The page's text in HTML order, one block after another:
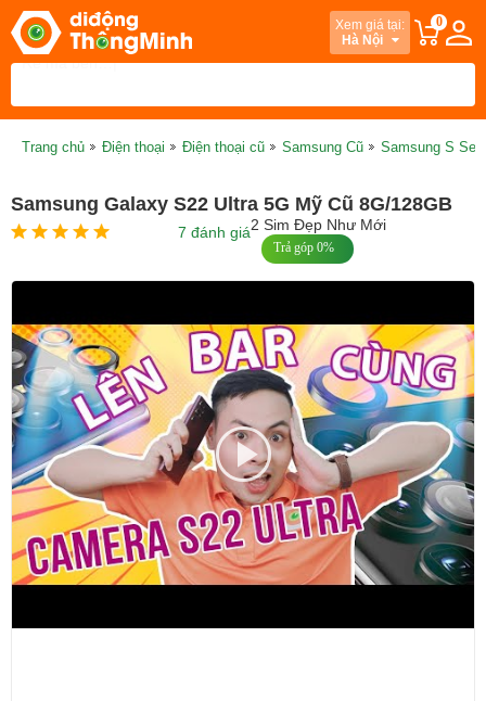
Xem giá tại:
Hà Nội
0
Trang chủ Điện thoại Điện thoại cũ Samsung Cũ Samsung S
Samsung Galaxy S22 Ultra 5G Mỹ Cũ 8G/128GB
2 Sim Đẹp Như Mới
7 đánh giá
Trả góp 0%